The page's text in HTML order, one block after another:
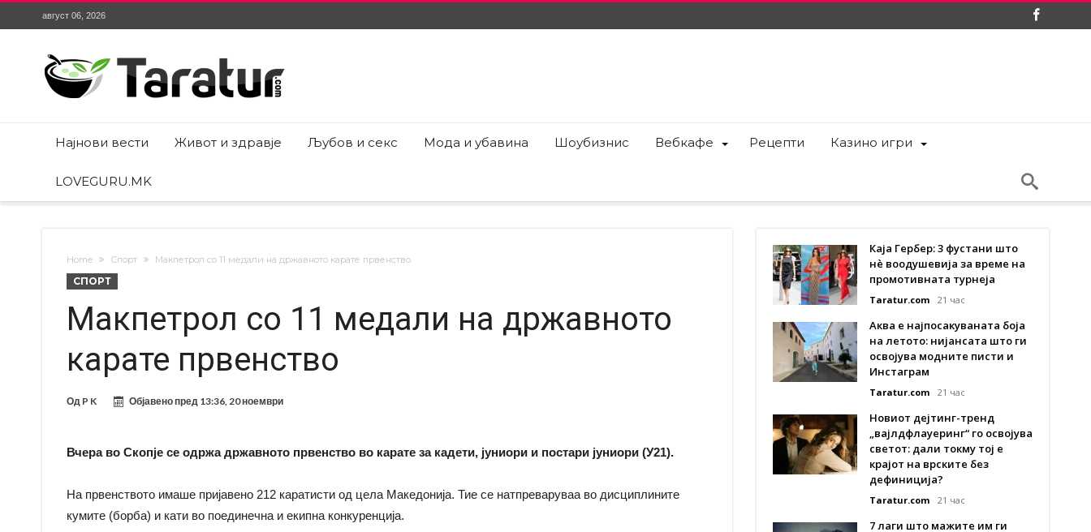
август 06, 2026
Најнови вести Живот и здравје Љубов и секс Мода и убавина Шоубизнис Вебкафе Рецепти Казино игри
LOVEGURU.MK
Home Спорт Макпетрол со 11 медали на државното карате првенство
СПОРТ
Макпетрол со 11 медали на државното
карате првенство
Од P K Објавено пред 13:36, 20 ноември
Вчера во Скопје се одржа државното првенство во карате за кадети, јуниори и постари јуниори (У21).
На првенството имаше пријавено 212 каратисти од цела Македонија. Тие се натпреваруваа во дисциплините
кумите (борба) и кати во поединечна и екипна конкуренција.
Каја Гербер: 3 фустани што
нè воодушевија за време на
промотивната турнеја
Taratur.com 21 час
Аква е најпосакуваната боја
на летото: нијансата што ги
освојува модните писти и
Инстаграм
Taratur.com 21 час
Новиот дејтинг-тренд
„вајлдфлауеринг“ го освојува
светот: дали токму тој е
крајот на врските без
дефиниција?
Taratur.com 21 час
7 лаги што мажите им ги